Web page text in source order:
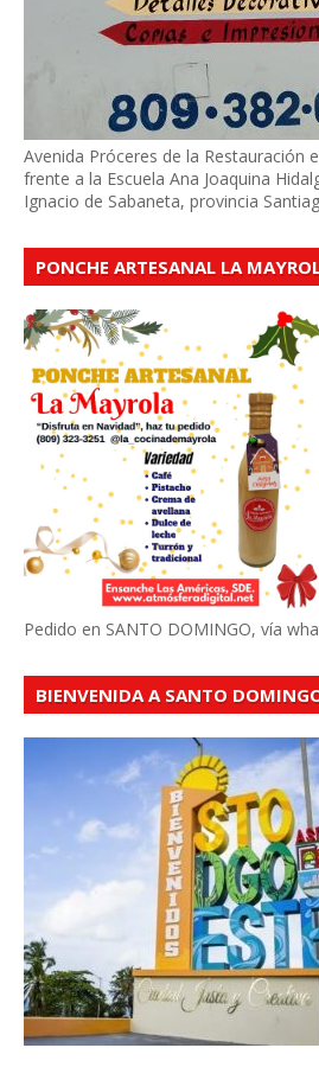
Avenida Próceres de la Restauración
frente a la Escuela Ana Joaquina
Ignacio de Sabaneta, provincia
PONCHE ARTESANAL LA
Pedido en SANTO DOMINGO, vía
BIENVENIDA A SANTO